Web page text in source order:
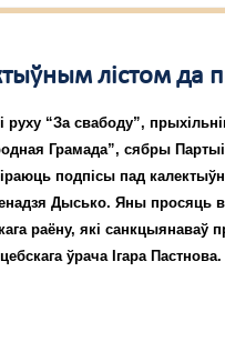
лістом да
руху “За свабоду”,
Грамада”, сябры
подпісы пад
Дысько. Яны просяць
раёну, які
ўрача Ігара Пастнова.